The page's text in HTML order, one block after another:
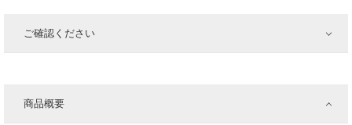
ご確認ください
商品概要